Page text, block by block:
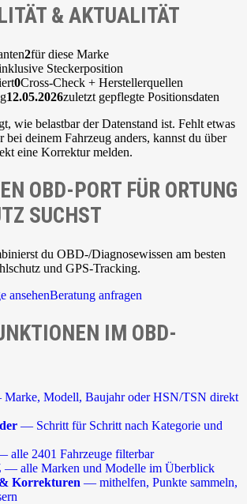
& AKTUALITÄT
2für diese Marke
Steckerposition
0Cross-Check + Herstellerquellen
12.05.2026zuletzt gepflegte Positionsdaten
wie belastbar der Datenstand ist. Fehlt etwas
bei deinem Fahrzeug anders, kannst du über
eine Korrektur melden.
OBD-PORT FÜR ORTUNG
SUCHST
du OBD-/Diagnosewissen am besten
und GPS-Tracking.
ansehenBeratung anfragen
IM OBD-
Modell, Baujahr oder HSN/TSN direkt
— Schritt für Schritt nach Kategorie und
alle 2401 Fahrzeuge filterbar
— alle Marken und Modelle im Überblick
Korrekturen — mithelfen, Punkte sammeln,